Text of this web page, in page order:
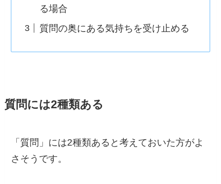
る場合
質問の奥にある気持ちを受け止める
質問には2種類ある
「質問」には2種類あると考えておいた方がよ
さそうです。